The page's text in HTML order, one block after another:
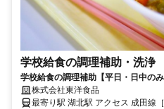
学校給食の調理補助・洗浄
学校給食の調理補助【平日・日中の
株式会社東洋食品
最寄り駅 湖北駅 アクセ